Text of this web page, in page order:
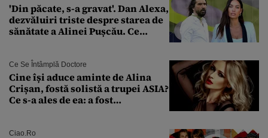
'Din păcate, s-a gravat'. Dan Alexa,
dezvăluiri triste despre starea de
sănătate a Alinei Pușcău. Ce
Ce Se Întâmplă Doctore
Cine își aduce aminte de Alina
Crișan, fostă solistă a trupei ASIA?
Ce s-a ales de ea: a fost
Ciao.ro